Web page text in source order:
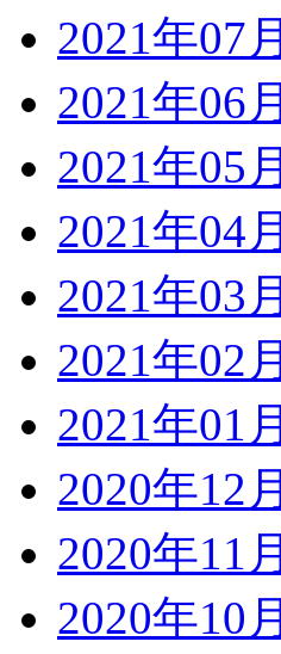
2021年07月
2021年06月
2021年05月
2021年04月
2021年03月
2021年02月
2021年01月
2020年12月
2020年11月
2020年10月